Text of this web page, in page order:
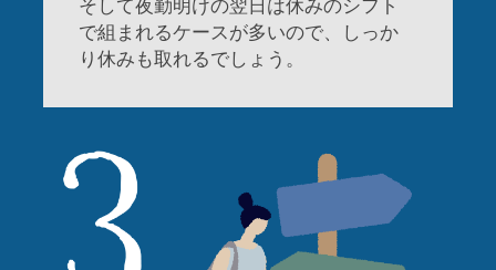
で組まれるケースが多いので、しっか
り休みも取れるでしょう。